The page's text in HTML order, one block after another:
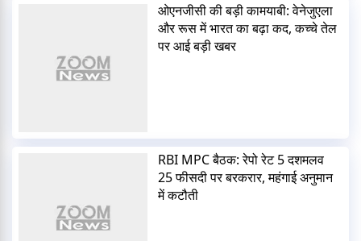
ओएनजीसी की बड़ी कामयाबी: वेनेजुएला
और रूस में भारत का बढ़ा कद, कच्चे तेल
पर आई बड़ी खबर
RBI MPC बैठक: रेपो रेट 5 दशमलव
25 फीसदी पर बरकरार, महंगाई अनुमान
में कटौती